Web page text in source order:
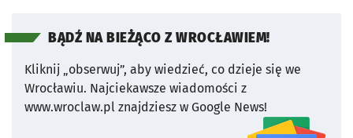
BĄDŹ NA BIEŻĄCO Z WROCŁAWIEM!
Kliknij „obserwuj”, aby wiedzieć, co dzieje się we
Wrocławiu. Najciekawsze wiadomości z
www.wroclaw.pl znajdziesz w Google News!